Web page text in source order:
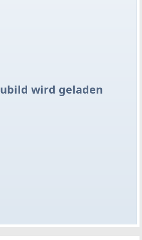
wird geladen